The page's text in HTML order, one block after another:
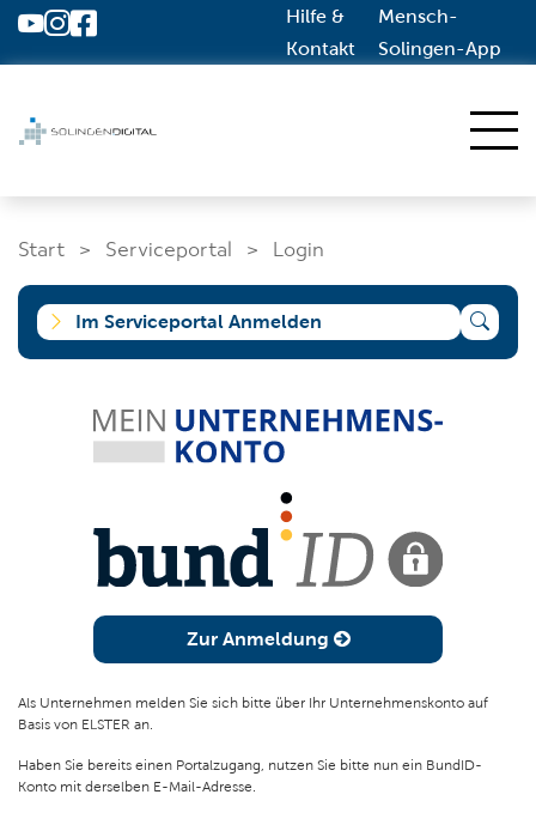
Zum Hauptinhalt springen
Hilfe &
Kontakt
Mensch-
Solingen-App
Dienstleistungen A-Z
Solingen.de
Start Serviceportal Login
Im Serviceportal Anmelden
Was suchen Sie?
Wo wollen Sie suchen?
Zur Anmeldung
Als Unternehmen melden Sie sich bitte über Ihr Unternehmenskonto auf
Basis von ELSTER an.
Haben Sie bereits einen Portalzugang, nutzen Sie bitte nun ein BundID-
Konto mit derselben E-Mail-Adresse.